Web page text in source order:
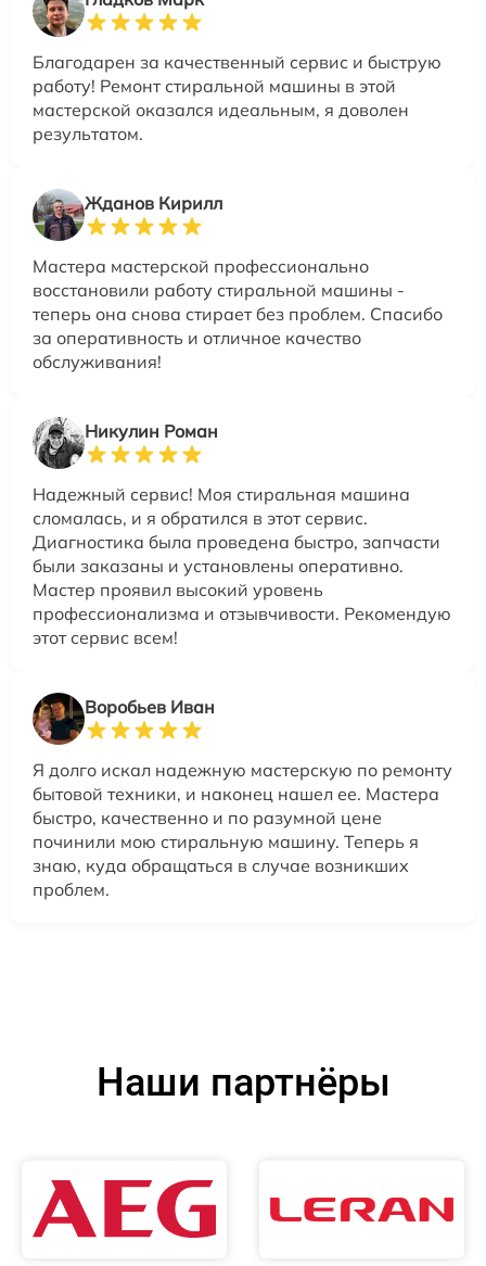
Благодарен за качественный сервис и быструю
работу! Ремонт стиральной машины в этой
мастерской оказался идеальным, я доволен
результатом.
Жданов Кирилл
Мастера мастерской профессионально
восстановили работу стиральной машины -
теперь она снова стирает без проблем. Спасибо
за оперативность и отличное качество
обслуживания!
Никулин Роман
Надежный сервис! Моя стиральная машина
сломалась, и я обратился в этот сервис.
Диагностика была проведена быстро, запчасти
были заказаны и установлены оперативно.
Мастер проявил высокий уровень
профессионализма и отзывчивости. Рекомендую
этот сервис всем!
Воробьев Иван
Я долго искал надежную мастерскую по ремонту
бытовой техники, и наконец нашел ее. Мастера
быстро, качественно и по разумной цене
починили мою стиральную машину. Теперь я
знаю, куда обращаться в случае возникших
проблем.
Наши партнёры